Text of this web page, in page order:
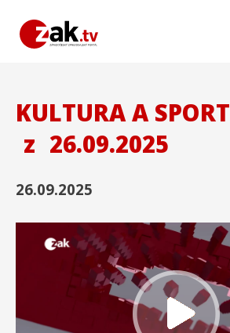
KULTURA A SPORT
z 26.09.2025
26.09.2025